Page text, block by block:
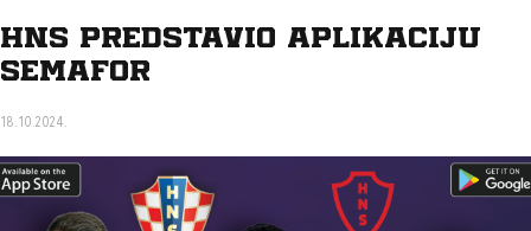
HNS predstavio aplikaciju
Semafor
18.10.2024.